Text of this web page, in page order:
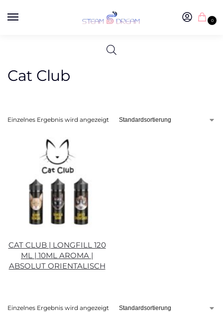
0
Cat Club
Einzelnes Ergebnis wird angezeigt
CAT CLUB | LONGFILL 120
ML | 10ML AROMA |
ABSOLUT ORIENTALISCH
Einzelnes Ergebnis wird angezeigt